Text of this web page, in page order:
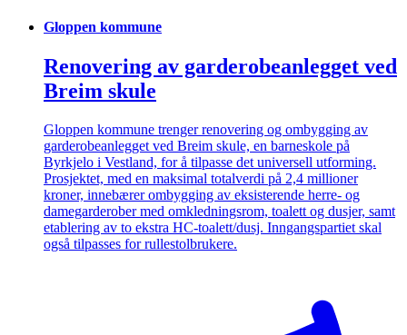
Gloppen kommune
Renovering av garderobeanlegget ved
Breim skule
Gloppen kommune trenger renovering og ombygging av
garderobeanlegget ved Breim skule, en barneskole på
Byrkjelo i Vestland, for å tilpasse det universell utforming.
Prosjektet, med en maksimal totalverdi på 2,4 millioner
kroner, innebærer ombygging av eksisterende herre- og
damegarderober med omkledningsrom, toalett og dusjer, samt
etablering av to ekstra HC-toalett/dusj. Inngangspartiet skal
også tilpasses for rullestolbrukere.